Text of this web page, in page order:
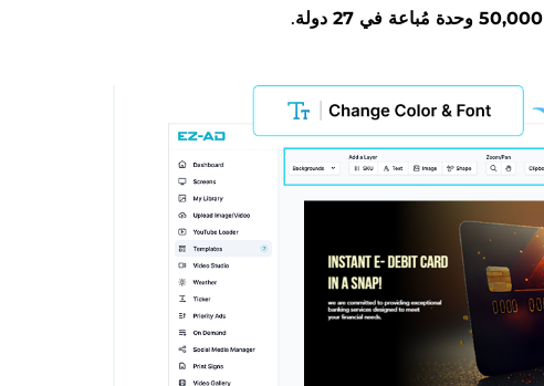
50,000 وحدة مُباعة في 27 دولة .